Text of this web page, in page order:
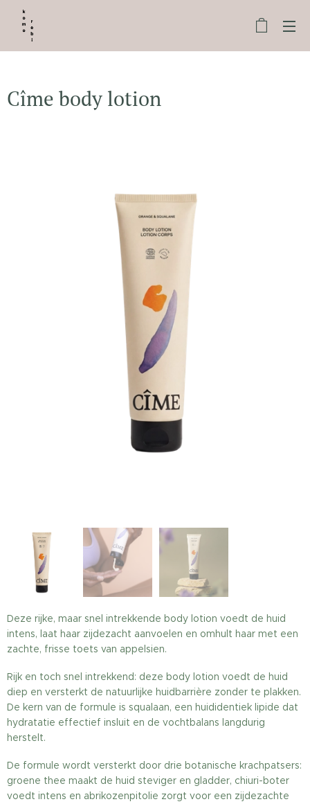
Cîme body lotion
Deze rijke, maar snel intrekkende body lotion voedt de huid
intens, laat haar zijdezacht aanvoelen en omhult haar met een
zachte, frisse toets van appelsien.
Rijk en toch snel intrekkend: deze body lotion voedt de huid
diep en versterkt de natuurlijke huidbarrière zonder te plakken.
De kern van de formule is squalaan, een huididentiek lipide dat
hydratatie effectief insluit en de vochtbalans langdurig
herstelt.
De formule wordt versterkt door drie botanische krachpatsers:
groene thee maakt de huid steviger en gladder, chiuri-boter
voedt intens en abrikozenpitolie zorgt voor een zijdezachte